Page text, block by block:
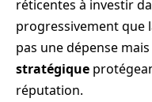
réticentes à investir
progressivement que
pas une dépense
stratégique
réputation.